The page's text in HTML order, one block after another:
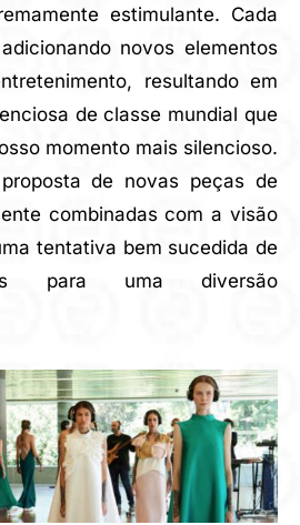
estimulante. Cada
novos elementos
resultando em
de classe mundial que
momento mais silencioso.
de novas peças de
combinadas com a visão
tentativa bem sucedida de
para uma diversão